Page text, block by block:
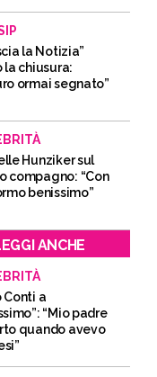
la Notizia”
la chiusura:
ormai segnato”
Hunziker sul
compagno: “Con
benissimo”
ANCHE
Conti a
“Mio padre
quando avevo